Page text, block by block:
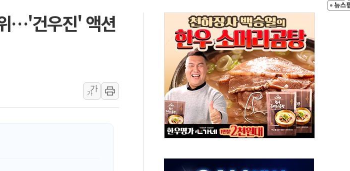
현대리바트, 원가 개선으로 실적 방어…다음 과제는 '외형 확대'
"세금 부담 덜자"…비거주 1주택자 귀환 조짐에 전월세시장 '긴장'
세금 부담 커진 고가 1주택자…맞교환·재매수·다운사이징 '저울질'
[금/유가] 이란의 호르무즈 해협 통항 제한 검토에 유가 3% 급등…금값 보합
뉴욕증시, 유가·금리 부담에 하락…다우 5거래일 랠리 '마침표'
이란, 오만과 호르무즈 해협 재개방 합의 막바지.."美와 직접 협상 없어"
[오늘의 국회일정] 상임위·세미나·기자회견·주요 정당 - 8월 7일
[민주 당권주자 일정] 송영길·정청래·김민석 후보 - 8월 7일
李대통령, 오늘 오후 2시 부동산정책 2차 점검회의…주택 공급 대책 막바지 조율
이란, 美·이스라엘 선박 호르무즈 통항 제한 추진…美 "통행 막을 권한 없어"
…'건우진' 액션
가
가